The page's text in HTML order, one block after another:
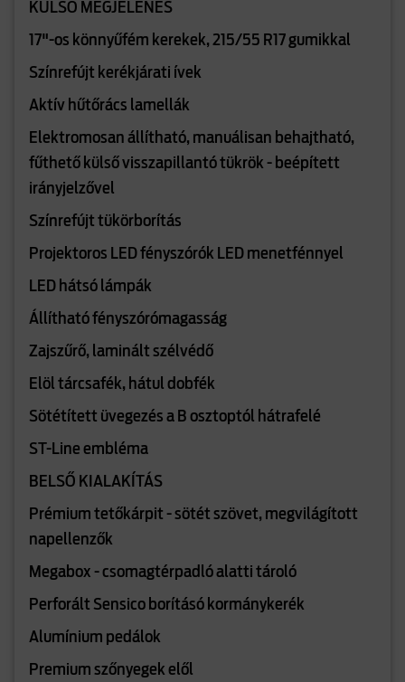
KÜLSŐ MEGJELENÉS
17"-os könnyűfém kerekek, 215/55 R17 gumikkal
Színrefújt kerékjárati ívek
Aktív hűtőrács lamellák
Elektromosan állítható, manuálisan behajtható,
fűthető külső visszapillantó tükrök - beépített
irányjelzővel
Színrefújt tükörborítás
Projektoros LED fényszórók LED menetfénnyel
LED hátsó lámpák
Állítható fényszórómagasság
Zajszűrő, laminált szélvédő
Elöl tárcsafék, hátul dobfék
Sötétített üvegezés a B osztoptól hátrafelé
ST-Line embléma
BELSŐ KIALAKÍTÁS
Prémium tetőkárpit - sötét szövet, megvilágított
napellenzők
Megabox - csomagtérpadló alatti tároló
Perforált Sensico borításó kormánykerék
Alumínium pedálok
Premium szőnyegek elől